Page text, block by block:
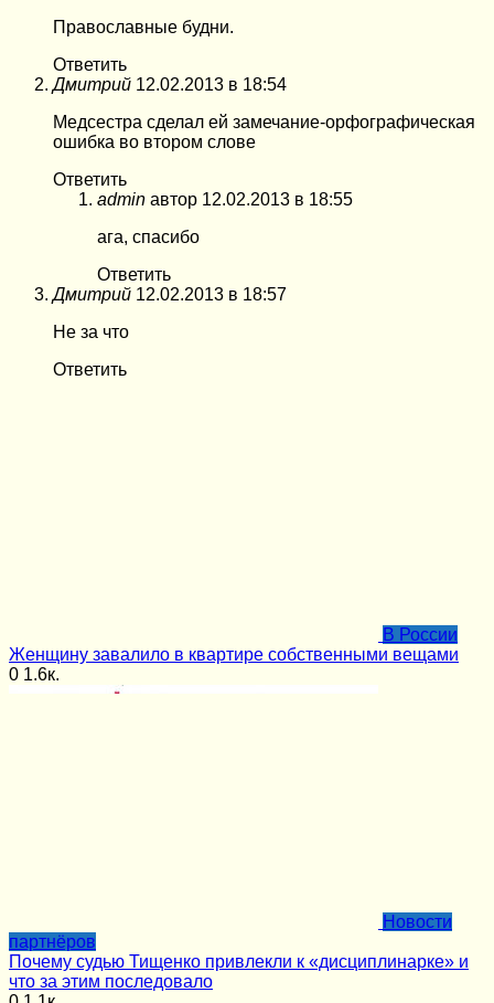
Православные будни.
Ответить
Дмитрий 12.02.2013 в 18:54
Медсестра сделал ей замечание-орфографическая
ошибка во втором слове
Ответить
admin автор 12.02.2013 в 18:55
ага, спасибо
Ответить
Дмитрий 12.02.2013 в 18:57
Не за что
Ответить
В России
Женщину завалило в квартире собственными вещами
0 1.6к.
Новости
партнёров
Почему судью Тищенко привлекли к «дисциплинарке» и
что за этим последовало